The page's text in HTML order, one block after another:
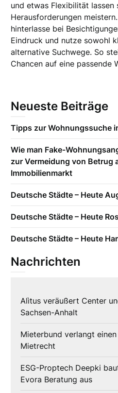
und etwas Flexibilität lassen
Herausforderungen
hinterlasse bei
Eindruck und nutze sowohl
alternative Suchwege. So
Chancen auf eine passende
Neueste Beiträge
Tipps zur Wohnungssuche
Wie man Fake-
zur Vermeidung von Betrug
Immobilienmarkt
Deutsche Städte – Heute
Deutsche Städte – Heute
Deutsche Städte – Heute
Nachrichten
Alìtus veräußert Center
Sachsen-Anhalt
Mieterbund verlangt
Mietrecht
ESG-Proptech Deepki
Evora Beratung aus